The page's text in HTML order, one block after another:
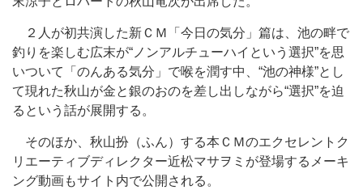
２人が初共演した新ＣＭ「今日の気分」篇は、池の畔で
釣りを楽しむ広末が“ノンアルチューハイという選択”を思
いついて「のんある気分」で喉を潤す中、“池の神様”とし
て現れた秋山が金と銀のおのを差し出しながら“選択”を迫
るという話が展開する。
そのほか、秋山扮（ふん）する本ＣＭのエクセレントク
リエーティブディレクター近松マサヲミが登場するメーキ
ング動画もサイト内で公開される。